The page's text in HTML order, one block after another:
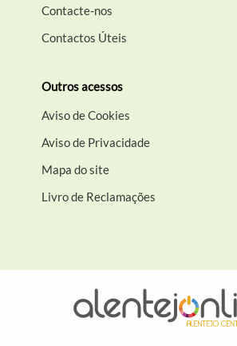
Contacte-nos
Contactos Úteis
Outros acessos
Aviso de Cookies
Aviso de Privacidade
Mapa do site
Livro de Reclamações